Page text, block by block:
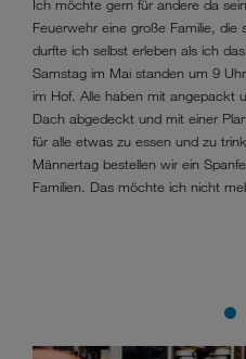
Ich möchte gern für andere da
Feuerwehr eine große Familie, die
durfte ich selbst erleben als ich
Samstag im Mai standen um 9
im Hof. Alle haben mit angepackt
Dach abgedeckt und mit einer
für alle etwas zu essen und zu
Männertag bestellen wir ein
Familien. Das möchte ich nicht